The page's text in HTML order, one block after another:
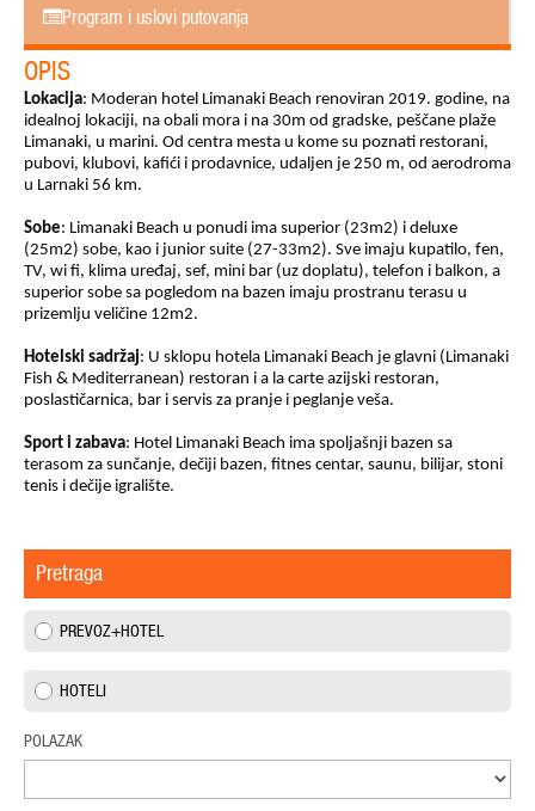
Program i uslovi putovanja
OPIS
Lokacija: Moderan hotel Limanaki Beach renoviran 2019. godine, na
idealnoj lokaciji, na obali mora i na 30m od gradske, peščane plaže
Limanaki, u marini. Od centra mesta u kome su poznati restorani,
pubovi, klubovi, kafići i prodavnice, udaljen je 250 m, od aerodroma
u Larnaki 56 km.
Sobe: Limanaki Beach u ponudi ima superior (23m2) i deluxe
(25m2) sobe, kao i junior suite (27-33m2). Sve imaju kupatilo, fen,
TV, wi fi, klima uređaj, sef, mini bar (uz doplatu), telefon i balkon, a
superior sobe sa pogledom na bazen imaju prostranu terasu u
prizemlju veličine 12m2.
Hotelski sadržaj: U sklopu hotela Limanaki Beach je glavni (Limanaki
Fish & Mediterranean) restoran i a la carte azijski restoran,
poslastičarnica, bar i servis za pranje i peglanje veša.
Sport i zabava: Hotel Limanaki Beach ima spoljašnji bazen sa
terasom za sunčanje, dečiji bazen, fitnes centar, saunu, bilijar, stoni
tenis i dečije igralište.
Pretraga
PREVOZ+HOTEL
HOTELI
POLAZAK